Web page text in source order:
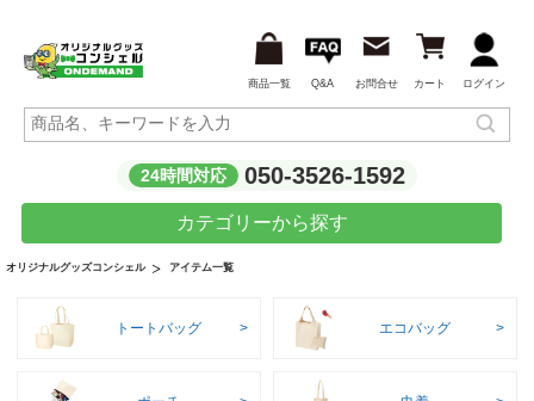
商品一覧 Q&A お問合せ カート ログイン
24時間対応 050-3526-1592
カテゴリーから探す
オリジナルグッズコンシェル アイテム一覧
トートバッグ エコバッグ